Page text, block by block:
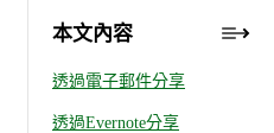
本文內容
透過電子郵件分享
透過Evernote分享